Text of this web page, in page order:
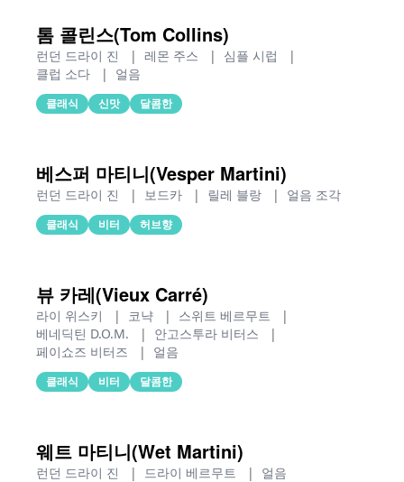
톰 콜린스(Tom Collins)
런던 드라이 진 | 레몬 주스 | 심플 시럽
|
클럽 소다
| 얼음
클래식 신맛 달콤한
베스퍼 마티니(Vesper Martini)
런던 드라이 진 | 보드카 | 릴레 블랑 | 얼음 조각
클래식 비터 허브향
뷰 카레(Vieux Carré)
라이 위스키 | 코냑 | 스위트 베르무트
|
베네딕틴 D.O.M.
| 안고스투라 비터스
|
페이쇼즈 비터즈
| 얼음
클래식 비터 달콤한
웨트 마티니(Wet Martini)
런던 드라이 진 | 드라이 베르무트 | 얼음